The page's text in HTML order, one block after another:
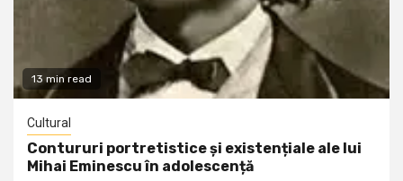
13 min read
Cultural
Contururi portretistice și existențiale ale lui
Mihai Eminescu în adolescență